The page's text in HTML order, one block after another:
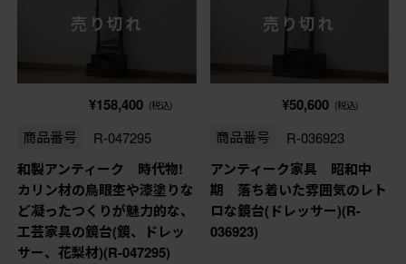
売り切れ
¥158,400 (税込)
商品番号 R-047295
和製アンティーク 時代物!
カリン材の鳥眼杢や漆塗りな
ど凝ったつくりが魅力的な、
工芸家具の鏡台(鏡、ドレッ
サー、花梨材)(R-047295)
売り切れ
¥50,600 (税込)
商品番号 R-036923
アンティーク家具 昭和中
期 落ち着いた雰囲気のレト
ロな鏡台(ドレッサー)(R-
036923)